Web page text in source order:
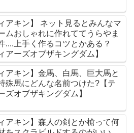
アキン】 ネット見るとみんなマ
ムおしゃれに作れててうらやま
....上手く作るコツとかある？
アーズオブザキングダム】
アキン】金馬、白馬、巨大馬と
殊馬にどんな名前つけた?【テ
ズオブザキングダム】
アキン】森人の剣とか槍って何